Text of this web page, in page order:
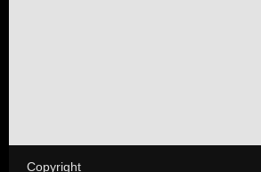
Copyright